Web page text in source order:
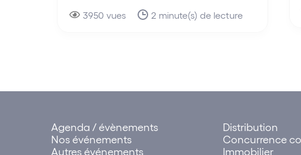
3950 vues 2 minute(s) de lecture
Agenda / évènements
Nos événements
Autres événements
Distribution
Concurrence
Immobilier